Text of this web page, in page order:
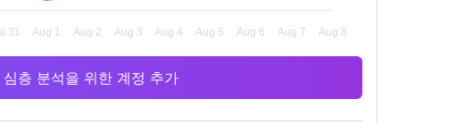
층 분석을 위한 계정 추가